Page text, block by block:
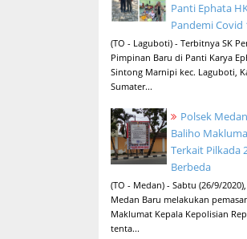
Panti Ephata
Pandemi Covid
(TO - Laguboti) - Terbitnya SK
Pimpinan Baru di Panti Karya
Sintong Marnipi kec. Laguboti,
Sumater...
Polsek
Baliho
Terkait Pilkada
Berbeda
(TO - Medan) - Sabtu (26/9/
Medan Baru melakukan
Maklumat Kepala Kepolisian
tenta...